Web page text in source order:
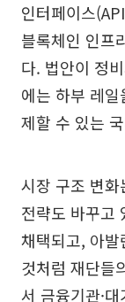
인터페이스
블록체인 인프
다. 법안이 정
에는 하부 레
제할 수 있는
시장 구조 변
전략도 바꾸고
채택되고, 아
것처럼 재단들
서 금융기관·